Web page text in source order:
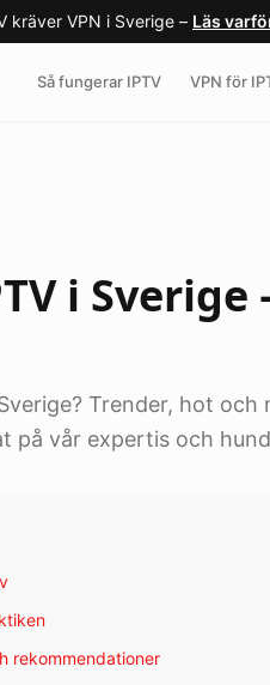
kräver VPN i Sverige – Läs
Så fungerar IPTV VPN för
i Sverige
Trender, hot
på vår expertis och
rekommendationer